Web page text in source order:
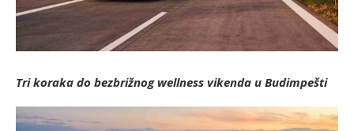
Tri koraka do bezbrižnog wellness vikenda u Budimpešti